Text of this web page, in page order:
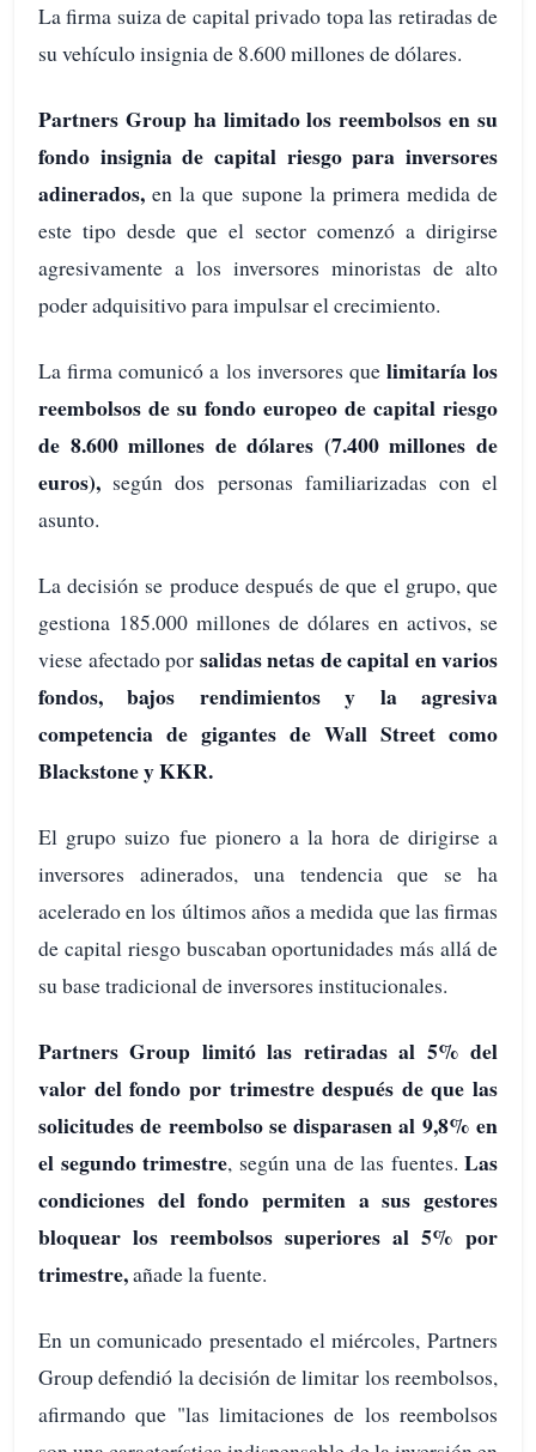
La firma suiza de capital privado topa las retiradas de
su vehículo insignia de 8.600 millones de dólares.
Partners Group ha limitado los reembolsos en su
fondo insignia de capital riesgo para inversores
adinerados,en la que supone la primera medida de
este tipo desde que el sector comenzó a dirigirse
agresivamente a los inversores minoristas de alto
poder adquisitivo para impulsar el crecimiento.
La firma comunicó a los inversores que limitaría los
reembolsos de su fondo europeo de capital riesgo
de 8.600 millones de dólares (7.400 millones de
euros), según dos personas familiarizadas con el
asunto.
La decisión se produce después de que el grupo, que
gestiona 185.000 millones de dólares en activos, se
viese afectado por salidas netas de capital en varios
fondos, bajos rendimientos y la agresiva
competencia de gigantes de Wall Street como
Blackstone y KKR.
El grupo suizo fue pionero a la hora de dirigirse a
inversores adinerados, una tendencia que se ha
acelerado en los últimos años a medida que las firmas
de capital riesgo buscaban oportunidades más allá de
su base tradicional de inversores institucionales.
Partners Group limitó las retiradas al 5% del
valor del fondo por trimestre después de que las
solicitudes de reembolso se disparasen al 9,8% en
el segundo trimestre, según una de las fuentes. Las
condiciones del fondo permiten a sus gestores
bloquear los reembolsos superiores al 5% por
trimestre,añade la fuente.
En un comunicado presentado el miércoles, Partners
Group defendió la decisión de limitar los reembolsos,
afirmando que "las limitaciones de los reembolsos